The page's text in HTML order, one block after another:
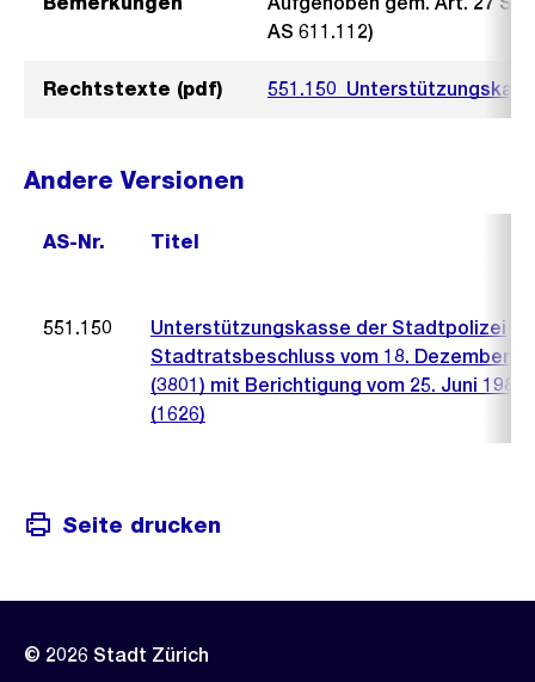
AS 611.112)
Rechtstexte (pdf)
Andere Versionen
AS-Nr. Titel
551.150
Unterstützungskasse der Stadtpolizei
Stadtratsbeschluss vom 18. Dezember
(3801) mit Berichtigung vom 25. Juni 1986
(1626)
Seite drucken
© 2026 Stadt Zürich